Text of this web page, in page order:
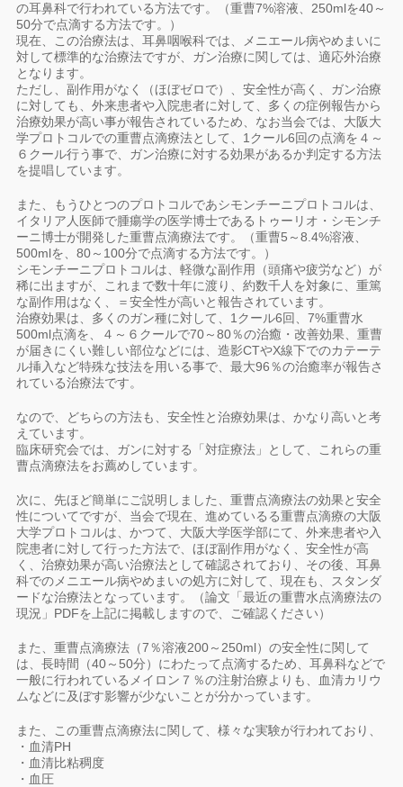
の耳鼻科で行われている方法です。（重曹7%溶液、250mlを40～
50分で点滴する方法です。）
現在、この治療法は、耳鼻咽喉科では、メニエール病やめまいに
対して標準的な治療法ですが、ガン治療に関しては、適応外治療
となります。
ただし、副作用がなく（ほぼゼロで）、安全性が高く、ガン治療
に対しても、外来患者や入院患者に対して、多くの症例報告から
治療効果が高い事が報告されているため、なお当会では、大阪大
学プロトコルでの重曹点滴療法として、1クール6回の点滴を４～
６クール行う事で、ガン治療に対する効果があるか判定する方法
を提唱しています。
また、もうひとつのプロトコルであシモンチーニプロトコルは、
イタリア人医師で腫瘍学の医学博士であるトゥーリオ・シモンチ
ーニ博士が開発した重曹点滴療法です。（重曹5～8.4%溶液、
500mlを、80～100分で点滴する方法です。）
シモンチーニプロトコルは、軽微な副作用（頭痛や疲労など）が
稀に出ますが、これまで数十年に渡り、約数千人を対象に、重篤
な副作用はなく、＝安全性が高いと報告されています。
治療効果は、多くのガン種に対して、1クール6回、7%重曹水
500ml点滴を、４～６クールで70～80％の治癒・改善効果、重曹
が届きにくい難しい部位などには、造影CTやX線下でのカテーテ
ル挿入など特殊な技法を用いる事で、最大96％の治癒率が報告さ
れている治療法です。
なので、どちらの方法も、安全性と治療効果は、かなり高いと考
えています。
臨床研究会では、ガンに対する「対症療法」として、これらの重
曹点滴療法をお薦めしています。
次に、先ほど簡単にご説明しました、重曹点滴療法の効果と安全
性についてですが、当会で現在、進めているる重曹点滴療の大阪
大学プロトコルは、かつて、大阪大学医学部にて、外来患者や入
院患者に対して行った方法で、ほぼ副作用がなく、安全性が高
く、治療効果が高い治療法として確認されており、その後、耳鼻
科でのメニエール病やめまいの処方に対して、現在も、スタンダ
ードな治療法となっています。（論文「最近の重曹水点滴療法の
現況」PDFを上記に掲載しますので、ご確認ください）
また、重曹点滴療法（7％溶液200～250ml）の安全性に関して
は、長時間（40～50分）にわたって点滴するため、耳鼻科などで
一般に行われているメイロン７％の注射治療よりも、血清カリウ
ムなどに及ぼす影響が少ないことが分かっています。
また、この重曹点滴療法に関して、様々な実験が行われており、
・血清PH
・血清比粘稠度
・血圧